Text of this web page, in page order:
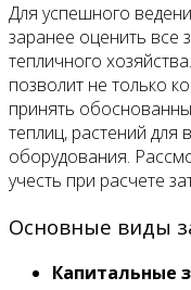
Для успешного
заранее оценить все
тепличного
позволит не только
принять
теплиц, растений
оборудования.
учесть при расчете
Основные виды
Капитальные